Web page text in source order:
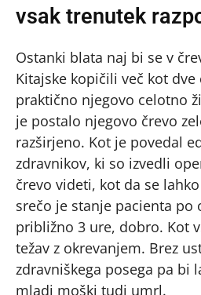
vsak trenutek
Ostanki blata naj bi se v
Kitajske kopičili več kot
praktično njegovo celotno
je postalo njegovo črevo
razširjeno. Kot je povedal
zdravnikov, ki so izvedli
črevo videti, kot da se
srečo je stanje pacienta po
približno 3 ure, dobro. Kot
težav z okrevanjem. Brez
zdravniškega posega pa bi
mladi moški tudi umrl.